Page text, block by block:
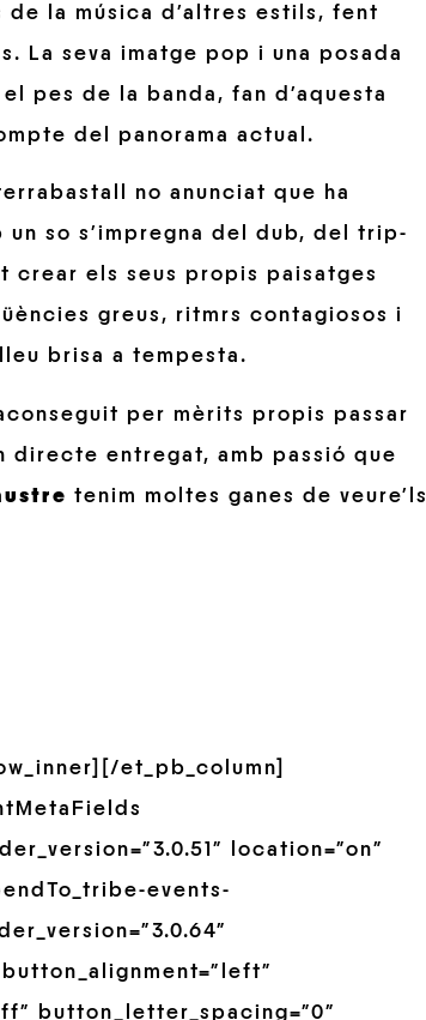
la música d’altres estils, fent
La seva imatge pop i una posada
pes de la banda, fan d’aquesta
del panorama actual.
no anunciat que ha
so s’impregna del dub, del trip-
crear els seus propis paisatges
greus, ritmrs contagiosos i
brisa a tempesta.
per mèrits propis passar
directe entregat, amb passió que
tenim moltes ganes de veure’ls
et_pb_column]
location=”on”
events-
button_letter_spacing=”0″